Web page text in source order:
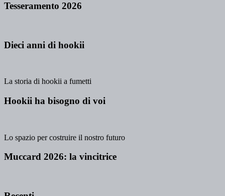
Tesseramento 2026
Dieci anni di hookii
La storia di hookii a fumetti
Hookii ha bisogno di voi
Lo spazio per costruire il nostro futuro
Muccard 2026: la vincitrice